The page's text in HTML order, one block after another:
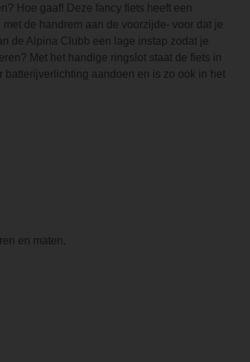
Hoe gaaf! Deze fancy fiets heeft een
de handrem aan de voorzijde- voor dat je
de Alpina Clubb een lage instap zodat je
Met het handige ringslot staat de fiets in
aandoen en is zo ook in het
en maten.